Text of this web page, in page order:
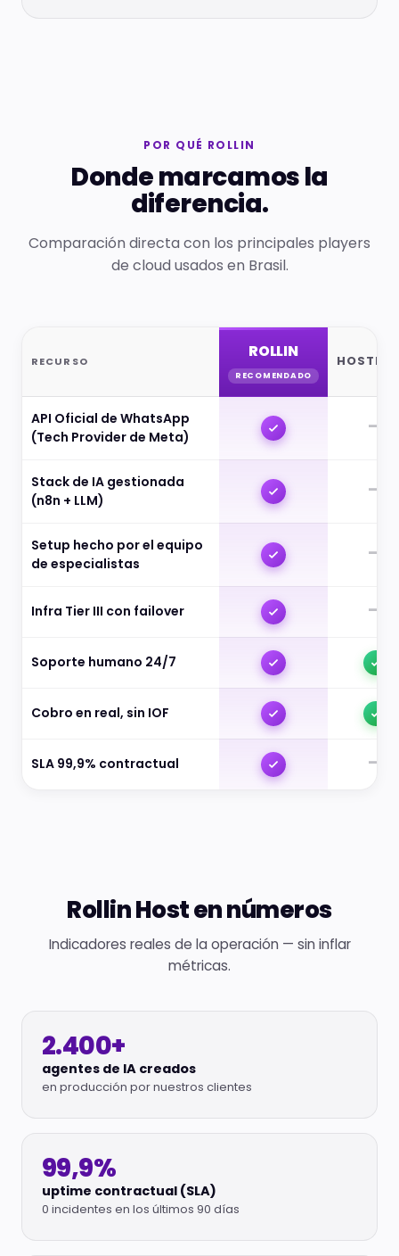
POR QUÉ ROLLIN
Donde marcamos la
diferencia.
Comparación directa con los principales players
de cloud usados en Brasil.
RECURSO ROLLIN
RECOMENDADO
API Oficial de WhatsApp
(Tech Provider de Meta)
—
Stack de IA gestionada
(n8n + LLM)
—
Setup hecho por el equipo
de especialistas
—
Infra Tier III con failover —
Soporte humano 24/7
Cobro en real, sin IOF
SLA 99,9% contractual —
Rollin Host en números
Indicadores reales de la operación — sin inflar
métricas.
2.400+
agentes de IA creados
en producción por nuestros clientes
99,9%
uptime contractual (SLA)
0 incidentes en los últimos 90 días